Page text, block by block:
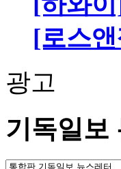
[로스
광고
기독일보